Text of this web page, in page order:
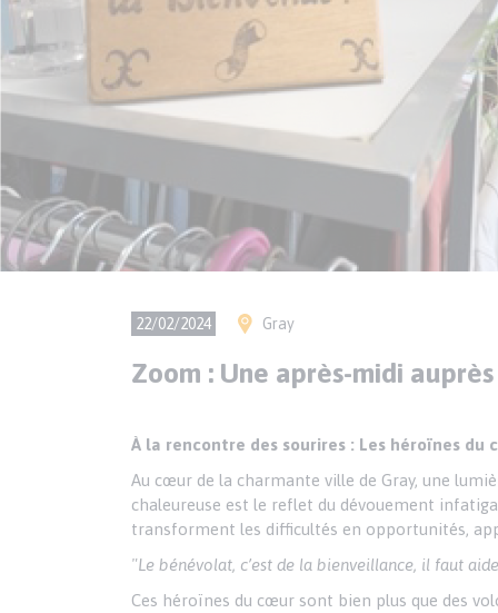
22/02/2024 Ville(s)
Gray
Zoom : Une après-midi
Paragraphes
contenu
Texte
À la rencontre des sourires : Les héroïnes du
Au cœur de la charmante ville de Gray, une
chaleureuse est le reflet du dévouement
transforment les difficultés en opportunités,
"Le bénévolat, c’est de la bienveillance, il faut
Ces héroïnes du cœur sont bien plus que des